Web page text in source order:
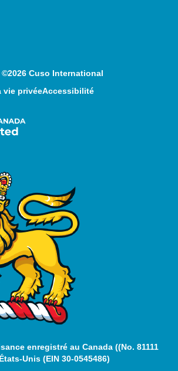
Cuso International
vie privéeAccessibilité
enregistré au Canada ((No. 81111
Unis (EIN 30-0545486)